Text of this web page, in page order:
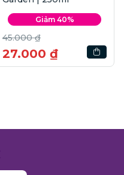
Giảm 40%
45.000 ₫
27.000 ₫